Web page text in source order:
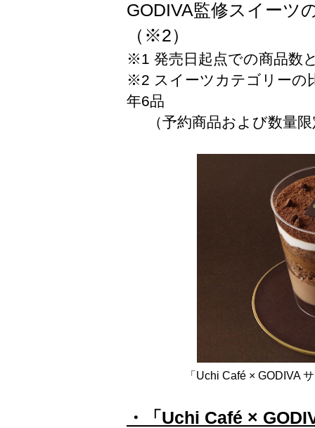
GODIVA監修スイーツ
（※2）
※1 発売日起点での商品数
※2 スイーツカテゴリーの
年6品
（予約商品および数量限
「Uchi Café × GODIVA
・「Uchi Café ×